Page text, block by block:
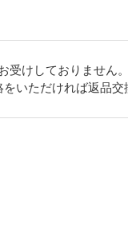
受けしておりません
をいただければ返品交